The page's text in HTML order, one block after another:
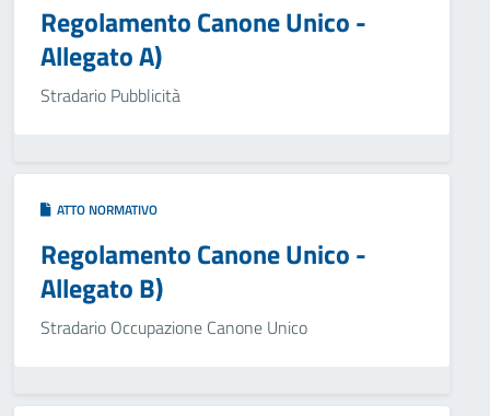
Regolamento Canone Unico -
Allegato A)
Stradario Pubblicità
ATTO NORMATIVO
Regolamento Canone Unico -
Allegato B)
Stradario Occupazione Canone Unico